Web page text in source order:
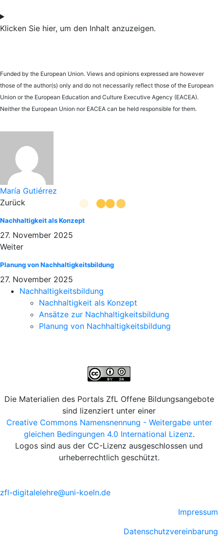
Klicken Sie hier, um den Inhalt anzuzeigen.
Funded by the European Union. Views and opinions expressed are however
those of the author(s) only and do not necessarily reflect those of the European
Union or the European Education and Culture Executive Agency (EACEA).
Neither the European Union nor EACEA can be held responsible for them.
María Gutiérrez
Zurück
Nachhaltigkeit als Konzept
27. November 2025
Weiter
Planung von Nachhaltigkeitsbildung
27. November 2025
Nachhaltigkeitsbildung
Nachhaltigkeit als Konzept
Ansätze zur Nachhaltigkeitsbildung
Planung von Nachhaltigkeitsbildung
Die Materialien des Portals ZfL Offene Bildungsangebote
sind lizenziert unter einer
Creative Commons Namensnennung - Weitergabe unter
gleichen Bedingungen 4.0 International Lizenz.
Logos sind aus der CC-Lizenz ausgeschlossen und
urheberrechtlich geschützt.
zfl-digitalelehre@uni-koeln.de
Impressum
Datenschutzvereinbarung